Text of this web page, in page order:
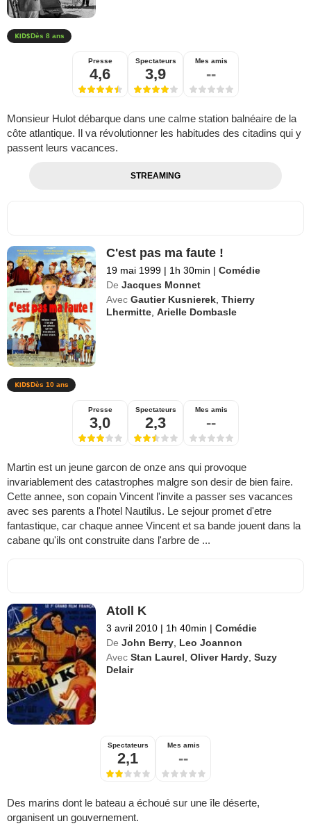
Dès 8 ans
Presse
4,6
Spectateurs
3,9
Mes amis
--
Monsieur Hulot débarque dans une calme station balnéaire de la
côte atlantique. Il va révolutionner les habitudes des citadins qui y
passent leurs vacances.
STREAMING
C'est pas ma faute !
19 mai 1999 | 1h 30min | Comédie
De Jacques Monnet
Avec Gautier Kusnierek ,Thierry
Lhermitte ,Arielle Dombasle
Dès 10 ans
Presse
3,0
Spectateurs
2,3
Mes amis
--
Martin est un jeune garcon de onze ans qui provoque
invariablement des catastrophes malgre son desir de bien faire.
Cette annee, son copain Vincent l'invite a passer ses vacances
avec ses parents a l'hotel Nautilus. Le sejour promet d'etre
fantastique, car chaque annee Vincent et sa bande jouent dans la
cabane qu'ils ont construite dans l'arbre de ...
Atoll K
3 avril 2010 | 1h 40min | Comédie
De John Berry Leo Joannon
Avec Stan Laurel ,Oliver Hardy ,Suzy
Delair
Spectateurs
2,1
Mes amis
--
Des marins dont le bateau a échoué sur une île déserte,
organisent un gouvernement.